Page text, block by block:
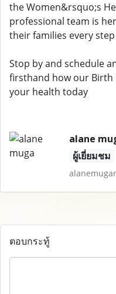
the Women&rsquo;s
professional team is
their families every
Stop by and schedule
firsthand how our Birth
your health today
alane
ผู้เยี่ยมชม
ตอบกระทู้